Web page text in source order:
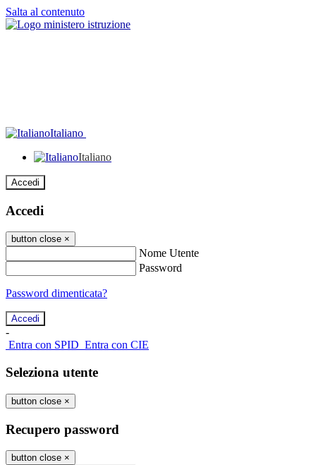
Salta al contenuto
Italiano
Italiano
Accedi
Accedi
button close ×
Nome Utente
Password
Password dimenticata?
-
Entra con SPID Entra con CIE
Seleziona utente
button close ×
Recupero password
button close ×